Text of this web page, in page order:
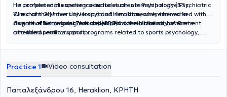
He completed his undergraduate studies in Psychology (BSc,
Wrexham Glyndwr University) and simultaneously trained in
Cognitive Behavioral Therapy (CBT) at the University of Crete.
His professional experience includes an internship at the Psychiatric
Clinic of the University Hospital of Heraklion, where he worked with
diverse clinical cases and developed skills in clinical assessment
and therapeutic support.
As part of his ongoing education and specialization, he has
attended seminars and programs related to sports psychology,
approach.
Practice 1 Video consultation
Παπαλεξάνδρου 16, Heraklion, ΚΡΗΤΗ